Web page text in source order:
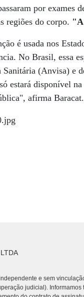
por exames
regiões do corpo. "A
é usada nos
No Brasil, essa
(Anvisa) e
estará disponível
afirma
e sem
judicial).